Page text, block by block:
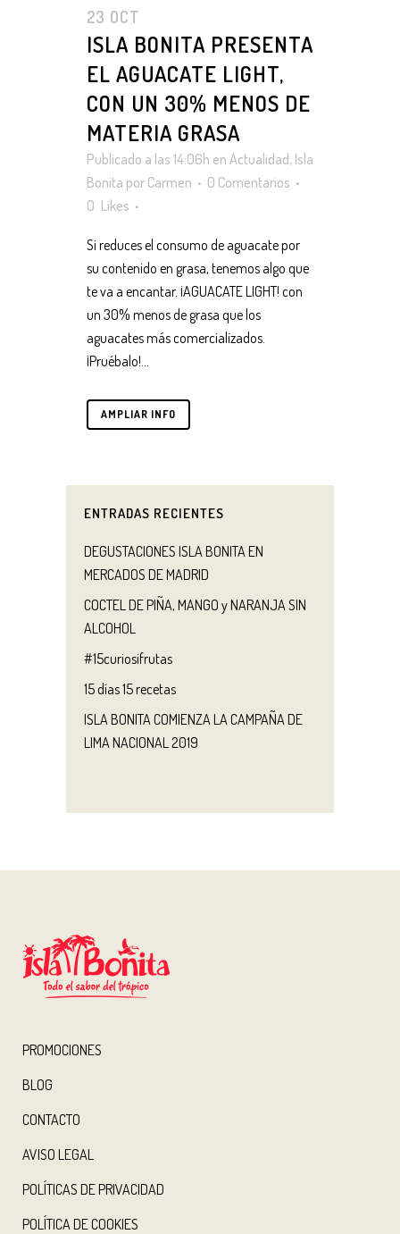
23 OCT
ISLA BONITA PRESENTA
EL AGUACATE LIGHT,
CON UN 30% MENOS DE
MATERIA GRASA
Publicado a las 14:06h en Actualidad, Isla
Bonita por Carmen
0 Comentarios
0 Likes
Si reduces el consumo de aguacate por
su contenido en grasa, tenemos algo que
te va a encantar. ¡AGUACATE LIGHT! con
un 30% menos de grasa que los
aguacates más comercializados.
¡Pruébalo!...
AMPLIAR INFO
ENTRADAS RECIENTES
DEGUSTACIONES ISLA BONITA EN
MERCADOS DE MADRID
COCTEL DE PIÑA, MANGO y NARANJA SIN
ALCOHOL
#15curiosifrutas
15 días 15 recetas
ISLA BONITA COMIENZA LA CAMPAÑA DE
LIMA NACIONAL 2019
PROMOCIONES
BLOG
CONTACTO
AVISO LEGAL
POLÍTICAS DE PRIVACIDAD
POLÍTICA DE COOKIES